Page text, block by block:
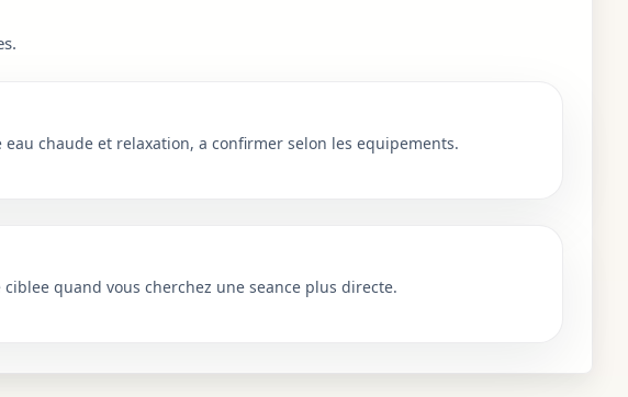
eau chaude et relaxation, a confirmer selon les equipements.
quand vous cherchez une seance plus directe.